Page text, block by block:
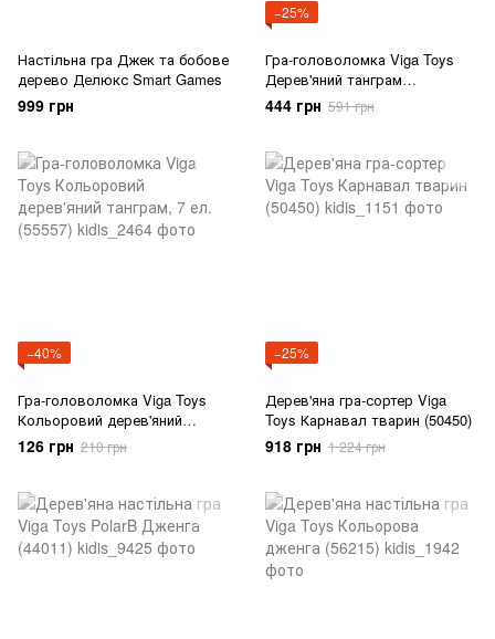
Настільна гра Джек та бобове
дерево Делюкс Smart Games
999 грн
−25%
Гра-головоломка Viga Toys
Дерев'яний танграм
нефарбований, 7 ел. (56301)
444 грн 591 грн
−40%
Гра-головоломка Viga Toys
Кольоровий дерев'яний
танграм, 7 ел. (55557)
126 грн 210 грн
−25%
Дерев'яна гра-сортер Viga
Toys Карнавал тварин (50450)
918 грн 1 224 грн